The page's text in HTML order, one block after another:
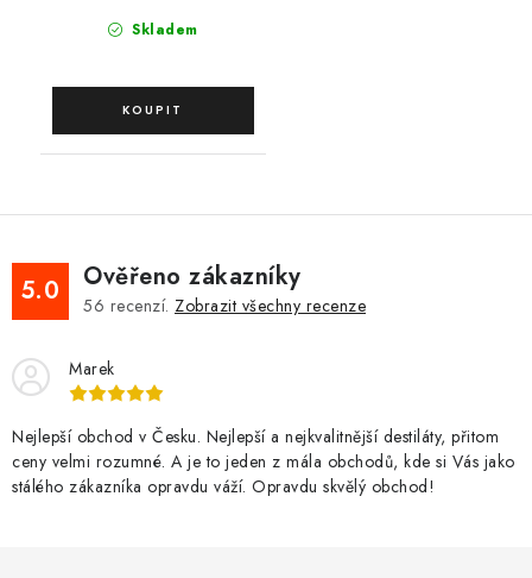
Skladem
5.0 Ověřeno zákazníky
56 recenzí. Zobrazit všechny recenze
Marek
Nejlepší obchod v Česku. Nejlepší a nejkvalitnější destiláty, přitom
ceny velmi rozumné. A je to jeden z mála obchodů, kde si Vás jako
stálého zákazníka opravdu váží. Opravdu skvělý obchod!